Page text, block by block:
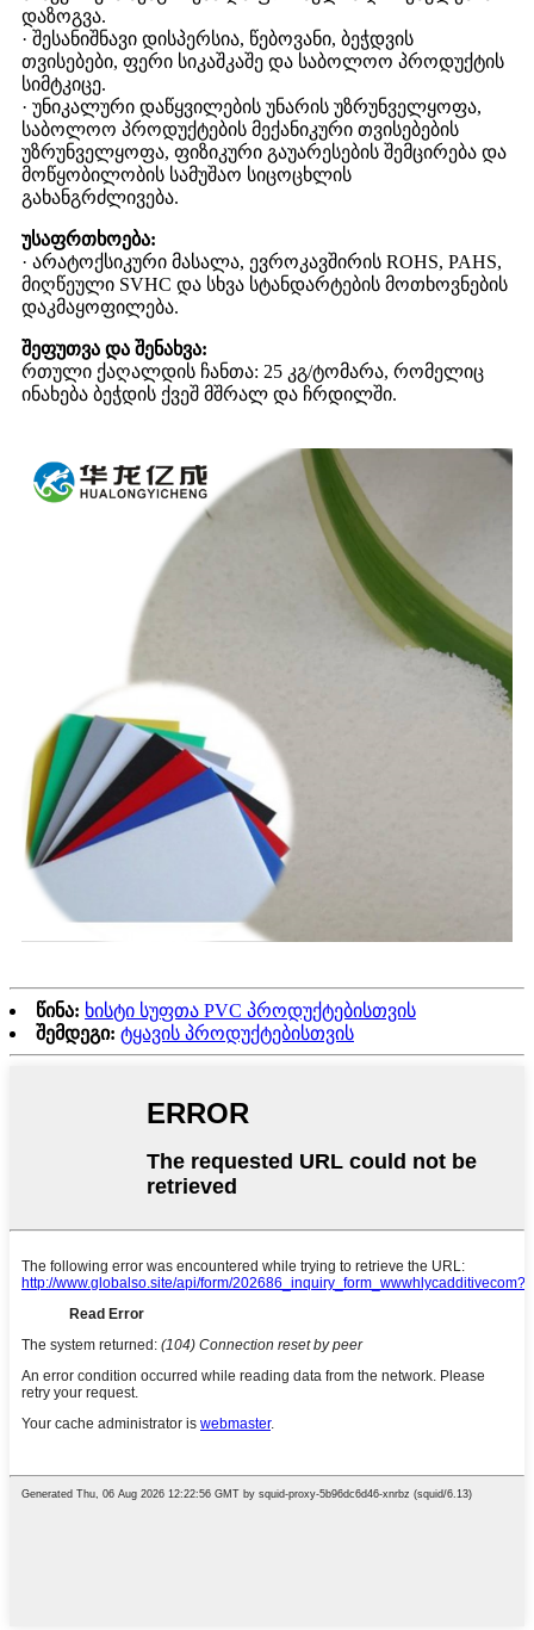
დაზოგვა.
· შესანიშნავი დისპერსია, წებოვანი, ბეჭდვის
თვისებები, ფერი სიკაშკაშე და საბოლოო პროდუქტის
სიმტკიცე.
· უნიკალური დაწყვილების უნარის უზრუნველყოფა,
საბოლოო პროდუქტების მექანიკური თვისებების
უზრუნველყოფა, ფიზიკური გაუარესების შემცირება და
მოწყობილობის სამუშაო სიცოცხლის
გახანგრძლივება.
უსაფრთხოება:
· არატოქსიკური მასალა, ევროკავშირის ROHS, PAHS,
მიღწეული SVHC და სხვა სტანდარტების მოთხოვნების
დაკმაყოფილება.
შეფუთვა და შენახვა:
რთული ქაღალდის ჩანთა: 25 კგ/ტომარა, რომელიც
ინახება ბეჭდის ქვეშ მშრალ და ჩრდილში.
წინა: ხისტი სუფთა PVC პროდუქტებისთვის
შემდეგი: ტყავის პროდუქტებისთვის